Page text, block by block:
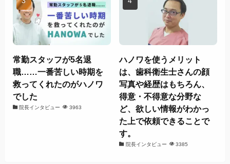
常勤スタッフが5名退
職……一番苦しい時期を
救ってくれたのがハノワ
でした
院長インタビュー 3963
ハノワを使うメリット
は、歯科衛生士さんの顔
写真や経歴はもちろん、
得意・不得意な分野な
ど、欲しい情報がわかっ
た上で依頼できることで
す。
院長インタビュー 3385